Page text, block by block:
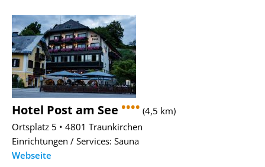
Hotel Post am See •••• (4,5 km)
Ortsplatz 5 • 4801 Traunkirchen
Einrichtungen / Services: Sauna
Webseite